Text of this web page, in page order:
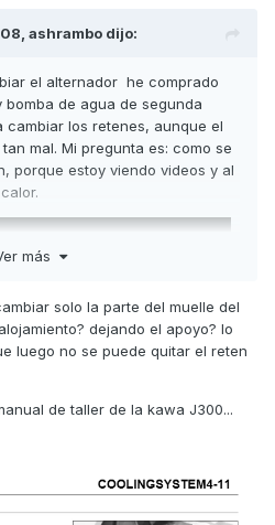
ashrambo dijo:
el alternador he comprado
de agua de segunda
cambiar los retenes, aunque el
mal. Mi pregunta es: como se
porque estoy viendo videos y al
más
solo la parte del muelle del
dejando el apoyo? lo
luego no se puede quitar el reten
de taller de la kawa J300...